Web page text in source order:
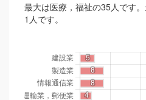
最大は医療，福祉の35人です
1人です。